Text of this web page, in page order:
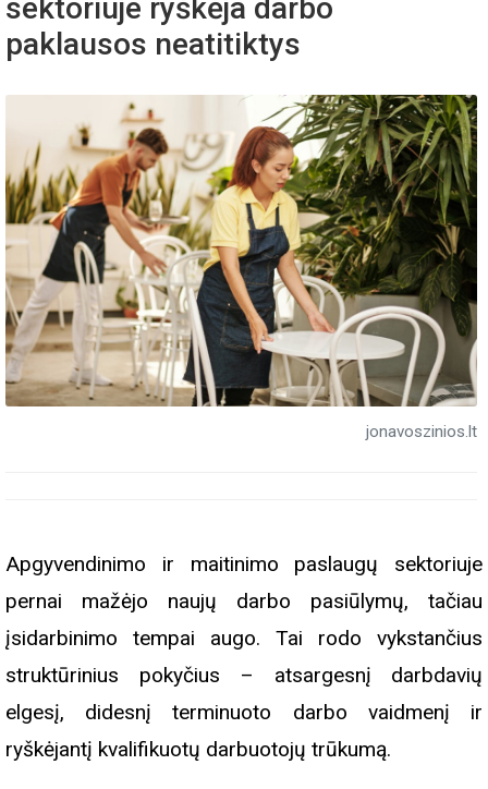
sektoriuje ryškėja darbo
paklausos neatitiktys
jonavoszinios.lt
Apgyvendinimo ir maitinimo paslaugų sektoriuje
pernai mažėjo naujų darbo pasiūlymų, tačiau
įsidarbinimo tempai augo. Tai rodo vykstančius
struktūrinius pokyčius – atsargesnį darbdavių
elgesį, didesnį terminuoto darbo vaidmenį ir
ryškėjantį kvalifikuotų darbuotojų trūkumą.